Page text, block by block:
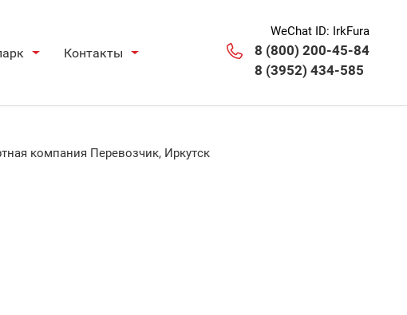
Контакты
WeChat ID: IrkFura
8 (800) 200-45-84
8 (3952) 434-585
компания Перевозчик, Иркутск